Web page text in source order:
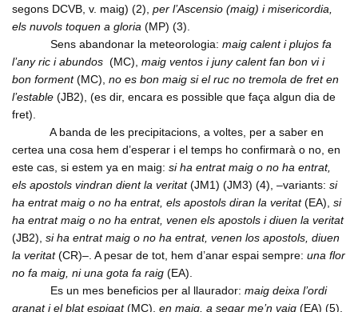
segons DCVB, v. maig) (2), per l’Ascensio (maig) i misericordia,
els nuvols toquen a gloria (MP) (3).
Sens abandonar la meteorologia: maig calent i plujos fa
l’any ric i abundos (MC), maig ventos i juny calent fan bon vi i
bon forment(MC), no es bon maig si el ruc no tremola de fret en
l’estable (JB2), (es dir, encara es possible que faça algun dia de
fret).
A banda de les precipitacions, a voltes, per a saber en
certea una cosa hem d’esperar i el temps ho confirmarà o no, en
este cas, si estem ya en maig: si ha entrat maig o no ha entrat,
els apostols vindran dient la veritat(JM1) (JM3) (4), –variants: si
ha entrat maig o no ha entrat, els apostols diran la veritat(EA), si
ha entrat maig o no ha entrat, venen els apostols i diuen la veritat
(JB2), si ha entrat maig o no ha entrat, venen los apostols, diuen
la veritat(CR)–. A pesar de tot, hem d’anar espai sempre: una flor
no fa maig, ni una gota fa raig (EA).
Es un mes beneficios per al llaurador: maig deixa l’ordi
granat i el blat espigat(MC), en maig, a segar me’n vaig (EA) (5),